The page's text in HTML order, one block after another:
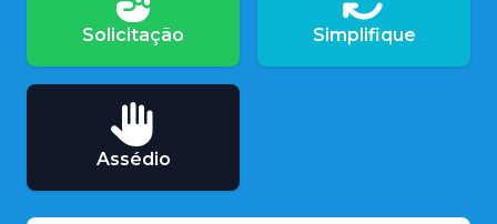
Solicitação Simplifique
Assédio